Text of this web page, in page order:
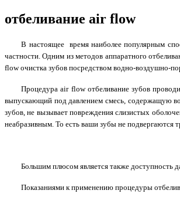
отбеливание аir flow
В настоящее время наиболее популярным
частности. Одним из методов аппаратного
flow очистка зубов посредством водно-воздушно-
Процедура аir flow отбеливание зубов
выпускающий под давлением смесь, содержащую
зубов, не вызывает повреждения слизистых
неабразивным. То есть ваши зубы не подвергаются
Большим плюсом является также доступность
Показаниями к применению процедуры